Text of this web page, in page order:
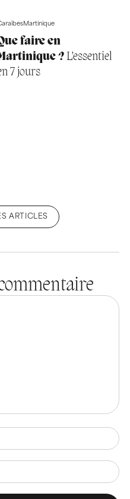
Martinique
faire en
?L’essentiel
7 jours
ARTICLES